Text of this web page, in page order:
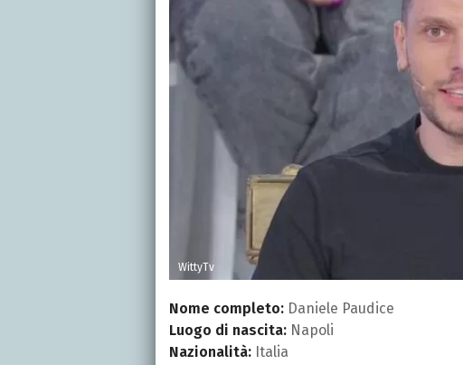
WittyTv
Nome completo: Daniele Paudice
Luogo di nascita: Napoli
Nazionalità: Italia